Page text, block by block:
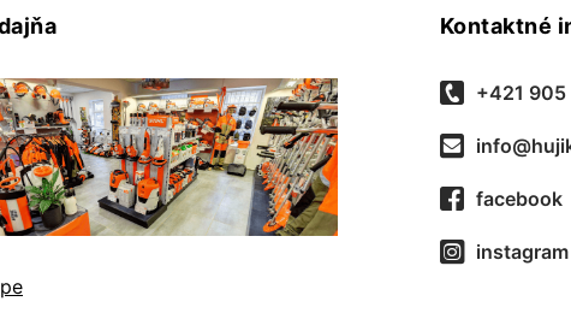
Kontaktné
+421
facebook
instagram